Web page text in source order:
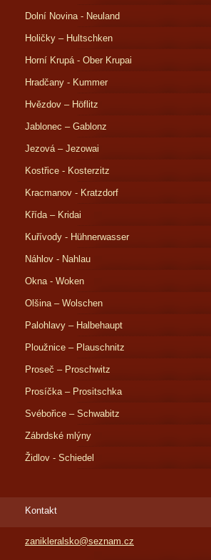
Dolní Novina - Neuland
Holičky – Hultschken
Horní Krupá - Ober Krupai
Hradčany - Kummer
Hvězdov – Höflitz
Jablonec – Gablonz
Jezová – Jezowai
Kostřice - Kosterzitz
Kracmanov - Kratzdorf
Křída – Kridai
Kuřívody - Hühnerwasser
Náhlov - Nahlau
Okna - Woken
Olšina – Wolschen
Palohlavy – Halbehaupt
Ploužnice – Plauschnitz
Proseč – Proschwitz
Prosíčka – Prositschka
Svébořice – Schwabitz
Zábrdské mlýny
Židlov - Schiedel
Kontakt
zanikleralsko@seznam.cz